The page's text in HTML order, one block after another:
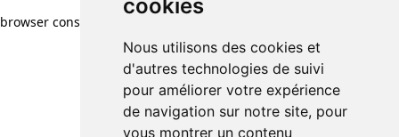
cookies
Nous utilisons des cookies et
d'autres technologies de suivi
pour améliorer votre expérience
de navigation sur notre site, pour
vous montrer un contenu
browser console for more information)